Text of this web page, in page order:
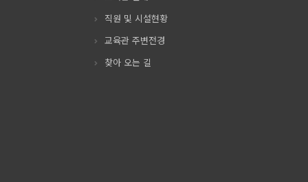
직원 및 시설현황
교육관 주변전경
찾아 오는 길